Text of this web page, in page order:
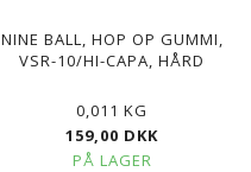
NINE BALL, HOP OP GUMMI,
VSR-10/HI-CAPA, HÅRD
0,011 KG
159,00 DKK
PÅ LAGER